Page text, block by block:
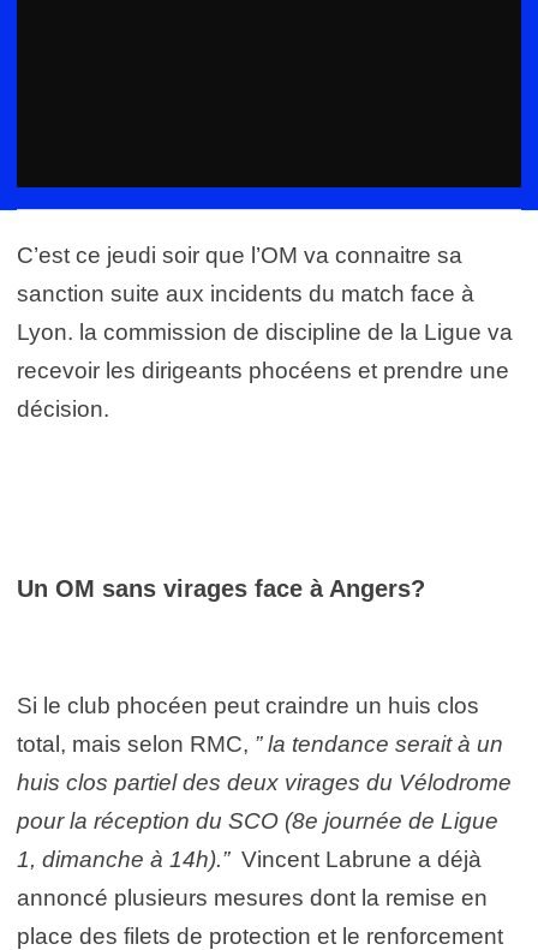
C’est ce jeudi soir que l’OM va connaitre sa
sanction suite aux incidents du match face à
Lyon. la commission de discipline de la Ligue va
recevoir les dirigeants phocéens et prendre une
décision.
Un OM sans virages face à Angers?
Si le club phocéen peut craindre un huis clos
total, mais selon RMC, ” la tendance serait à un
huis clos partiel des deux virages du Vélodrome
pour la réception du SCO (8e journée de Ligue
1, dimanche à 14h).”Vincent Labrune a déjà
annoncé plusieurs mesures dont la remise en
place des filets de protection et le renforcement